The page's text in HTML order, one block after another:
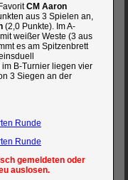
CM Aaron
aus 3 Spielen an,
(2,0 Punkte). Im A-
weißer Weste (3 aus
es am Spitzenbrett
im B-Turnier liegen vier
3 Siegen an der
Runde
Runde
gemeldeten oder
auslosen.